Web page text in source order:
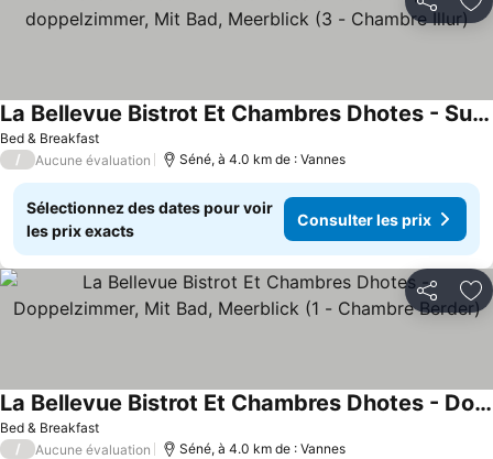
Partager
Bed & Breakfast
La Bellevue Bistrot Et Chambres Dhotes - Superior-doppelzimmer, Mit Bad, Meerblick (3 - Chambre Illur)
/ Aucune évaluation Séné, à 4.0 km de : Vannes
Sélectionnez des dates pour voir
les prix exacts
Consulter les prix
Partager
Bed & Breakfast
La Bellevue Bistrot Et Chambres Dhotes - Doppelzimmer, Mit Bad, Meerblick (1 - Chambre Berder)
/ Aucune évaluation Séné, à 4.0 km de : Vannes